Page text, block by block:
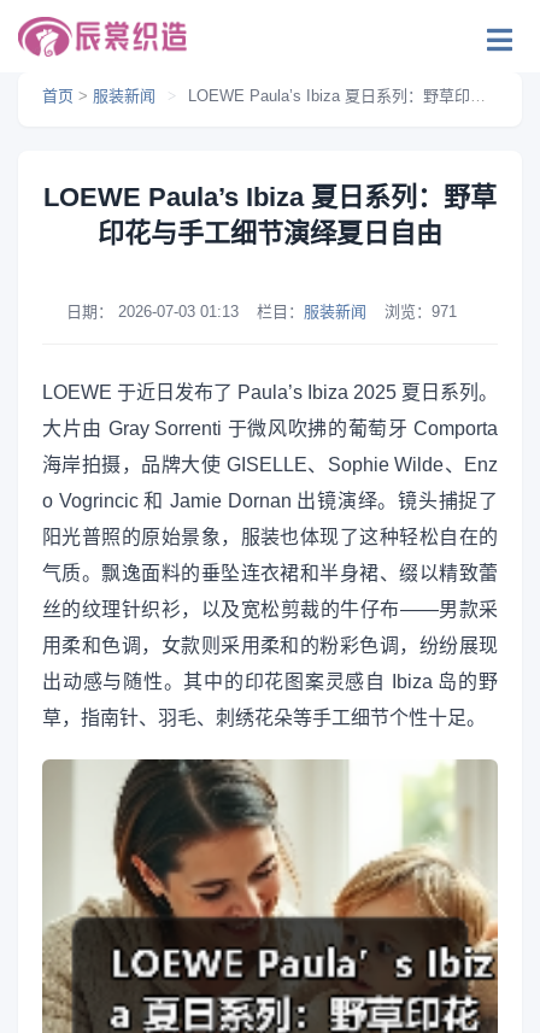
首页 > 服装新闻 > LOEWE Paula’s Ibiza 夏日系列：野草印花与手工细节演绎夏日自由
LOEWE Paula’s Ibiza 夏日系列：野草
印花与手工细节演绎夏日自由
日期： 2026-07-03 01:13 栏目： 服装新闻 浏览： 971
LOEWE 于近日发布了 Paula’s Ibiza 2025 夏日系列。
大片由 Gray Sorrenti 于微风吹拂的葡萄牙 Comporta
海岸拍摄，品牌大使 GISELLE、Sophie Wilde、Enz
o Vogrincic 和 Jamie Dornan 出镜演绎。镜头捕捉了
阳光普照的原始景象，服装也体现了这种轻松自在的
气质。飘逸面料的垂坠连衣裙和半身裙、缀以精致蕾
丝的纹理针织衫，以及宽松剪裁的牛仔布——男款采
用柔和色调，女款则采用柔和的粉彩色调，纷纷展现
出动感与随性。其中的印花图案灵感自 Ibiza 岛的野
草，指南针、羽毛、刺绣花朵等手工细节个性十足。